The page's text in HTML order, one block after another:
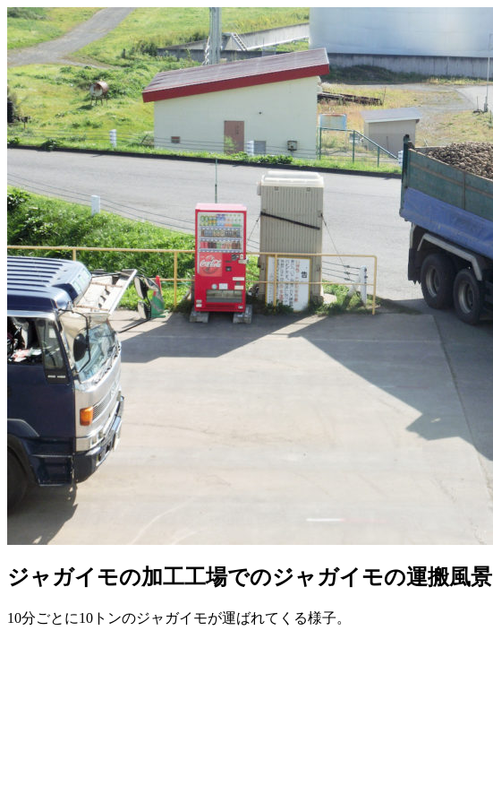
ジャガイモの加工工場でのジャガイモの運搬風景
10分ごとに10トンのジャガイモが運ばれてくる様子。